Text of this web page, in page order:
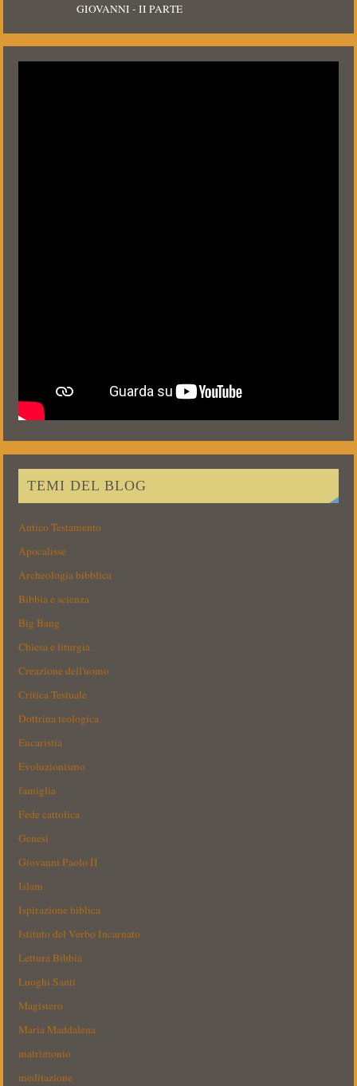
GIOVANNI - II PARTE
TEMI DEL BLOG
Antico Testamento
Apocalisse
Archeologia bibblica
Bibbia e scienza
Big Bang
Chiesa e liturgia
Creazione dell'uomo
Critica Testuale
Dottrina teologica
Eucaristía
Evoluzionismo
famiglia
Fede cattolica
Genesi
Giovanni Paolo II
Islam
Ispirazione biblica
Istituto del Verbo Incarnato
Lettura Bibbia
Luoghi Santi
Magistero
Maria Maddalena
matrimonio
meditazione